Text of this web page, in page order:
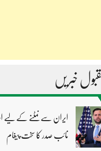
خبریں
ایران سے نمٹنے کے لیے
نائب صدر کا سخت پیغام